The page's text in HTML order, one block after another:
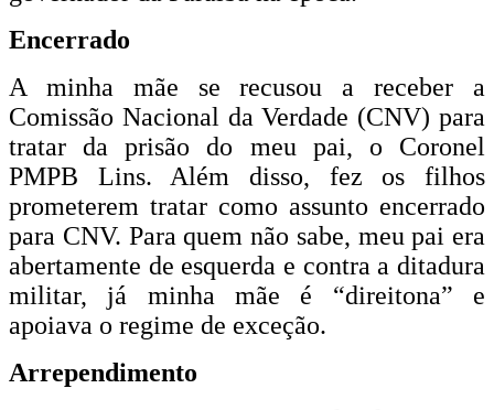
Encerrado
A minha mãe se recusou a receber a
Comissão Nacional da Verdade (CNV) para
tratar da prisão do meu pai, o Coronel
PMPB Lins. Além disso, fez os filhos
prometerem tratar como assunto encerrado
para CNV. Para quem não sabe, meu pai era
abertamente de esquerda e contra a ditadura
militar, já minha mãe é “direitona” e
apoiava o regime de exceção.
Arrependimento